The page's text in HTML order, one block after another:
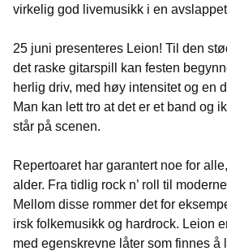
virkelig god livemusikk i en
25 juni presenteres Leion! Til den
det raske gitarspill kan festen
herlig driv, med høy intensitet og en
Man kan lett tro at det er et band og
står på scenen.
Repertoaret har garantert noe for
alder. Fra tidlig rock n’ roll til
Mellom disse rommer det for
irsk folkemusikk og hardrock. Leion
med egenskrevne låter som finnes å